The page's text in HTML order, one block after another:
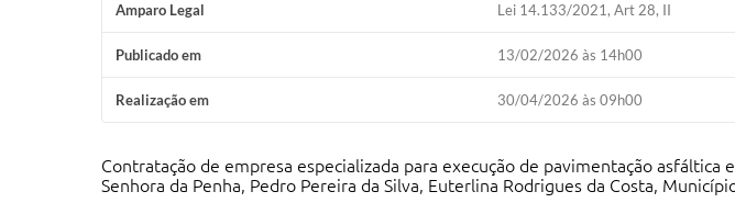
Amparo Legal Lei 14.133/2021, Art 28, II
Publicado em 13/02/2026 às 14h00
Realização em 30/04/2026 às 09h00
Contratação de empresa especializada para execução de pavimentação
Senhora da Penha, Pedro Pereira da Silva, Euterlina Rodrigues da Costa,